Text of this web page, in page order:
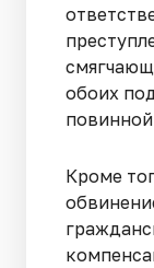
обоих
Кроме